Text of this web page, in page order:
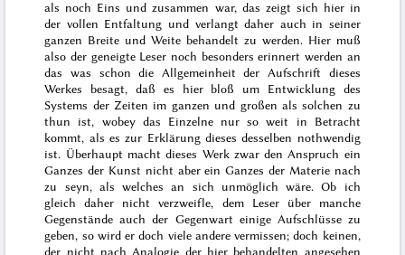
als noch Eins und zusammen war, das zeigt sich hier in
der vollen Entfaltung und verlangt daher auch in seiner
ganzen Breite und Weite behandelt zu werden. Hier muß
also der geneigte Leser noch besonders erinnert werden an
das was schon die Allgemeinheit der Aufschrift dieses
Werkes besagt, daß es hier bloß um Entwicklung des
Systems der Zeiten im ganzen und großen als solchen zu
thun ist, wobey das Einzelne nur so weit in Betracht
kommt, als es zur Erklärung dieses desselben nothwendig
ist. Überhaupt macht dieses Werk zwar den Anspruch ein
Ganzes der Kunst nicht aber ein Ganzes der Materie nach
zu seyn, als welches an sich unmöglich wäre. Ob ich
gleich daher nicht verzweifle, dem Leser über manche
Gegenstände auch der Gegenwart einige Aufschlüsse zu
geben, so wird er doch viele andere vermissen; doch keinen,
der nicht nach Analogie der hier behandelten angesehen